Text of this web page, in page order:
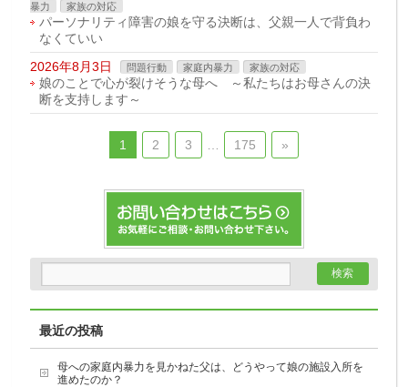
暴力
家族の対応
パーソナリティ障害の娘を守る決断は、父親一人で背負わ
なくていい
2026年8月3日
問題行動 家庭内暴力 家族の対応
娘のことで心が裂けそうな母へ ～私たちはお母さんの決
断を支持します～
1 2 3 175 »
最近の投稿
母への家庭内暴力を見かねた父は、どうやって娘の施設入所を
進めたのか？